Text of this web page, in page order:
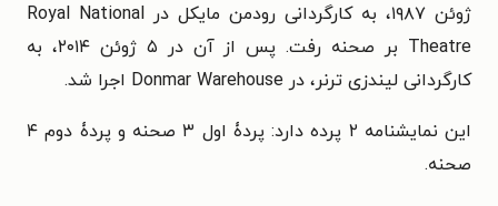
ژوئن ۱۹۸۷، به کارگردانی رودمن مایکل در Royal National
Theatre بر صحنه رفت. پس از آن در ۵ ژوئن ۲۰۱۴، به
کارگردانی لیندزی ترنر، در Donmar Warehouse اجرا شد.
این نمایشنامه ۲ پرده دارد: پردۀ اول ۳ صحنه و پردۀ دوم ۴
صحنه.